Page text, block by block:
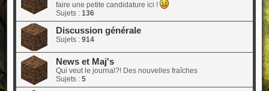
faire une petite candidature ici !
Sujets : 136
Discussion générale
Sujets : 914
News et Maj's
Qui veut le journal?! Des nouvelles fraîches
Sujets : 5